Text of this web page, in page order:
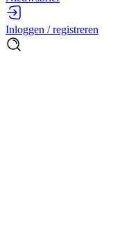
Inloggen / registreren